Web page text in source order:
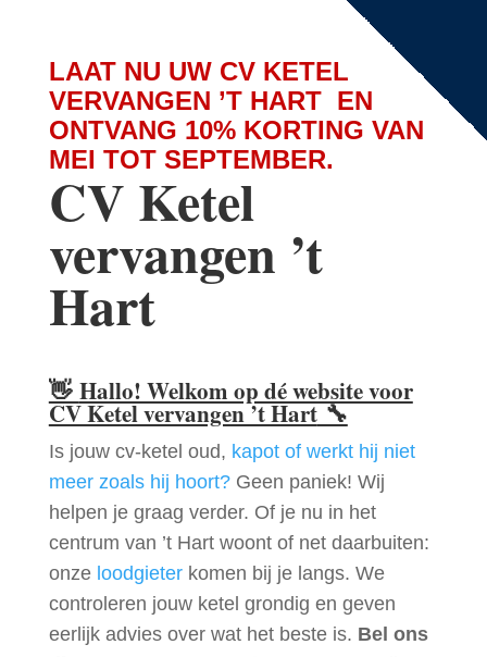
LAAT NU UW CV KETEL
VERVANGEN ’T HART EN
ONTVANG 10% KORTING VAN
MEI TOT SEPTEMBER.
CV Ketel
vervangen ’t
Hart
👋 Hallo! Welkom op dé website voor
CV Ketel vervangen ’t Hart🔧
Is jouw cv-ketel oud, kapot of werkt hij niet
meer zoals hij hoort?Geen paniek! Wij
helpen je graag verder. Of je nu in het
centrum van ’t Hart woont of net daarbuiten:
onze loodgieterkomen bij je langs. We
controleren jouw ketel grondig en geven
eerlijk advies over wat het beste is. Bel ons